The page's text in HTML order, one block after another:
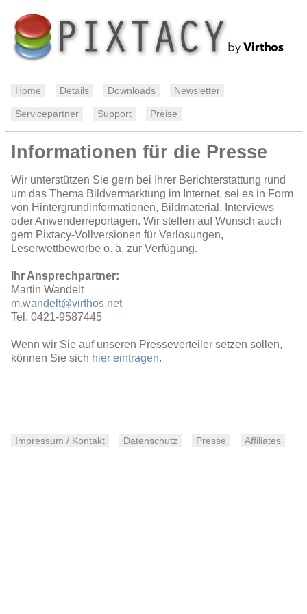
Home Details Downloads Newsletter
Servicepartner Support Preise
Informationen für die Presse
Wir unterstützen Sie gern bei Ihrer Berichterstattung rund
um das Thema Bildvermarktung im Internet, sei es in Form
von Hintergrundinformationen, Bildmaterial, Interviews
oder Anwenderreportagen. Wir stellen auf Wunsch auch
gern Pixtacy-Vollversionen für Verlosungen,
Leserwettbewerbe o. ä. zur Verfügung.
Ihr Ansprechpartner:
Martin Wandelt
m.wandelt@virthos.net
Tel. 0421-9587445
Wenn wir Sie auf unseren Presseverteiler setzen sollen,
können Sie sich hier eintragen.
Impressum / Kontakt Datenschutz Presse Affiliates